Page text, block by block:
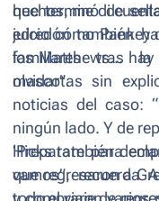
hechos, me di
edredón también
los Matthews... hay
olvidar”.
que terminó de
juicio cómo Pankey
familiares tras la
mascotas sin
noticias del caso: “
ningún lado. Y de
‘Preparate para
vamos”, recuerda
Hicks también
que regresaron a